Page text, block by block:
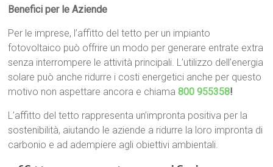
Benefici per le Aziende
Per le imprese, l’affitto del tetto per un impianto
fotovoltaico può offrire un modo per generare entrate extra
senza interrompere le attività principali. L’utilizzo dell’energia
solare può anche ridurre i costi energetici anche per questo
motivo non aspettare ancora e chiama800 955358!
L’affitto del tetto rappresenta un’impronta positiva per la
sostenibilità, aiutando le aziende a ridurre la loro impronta di
carbonio e ad adempiere agli obiettivi ambientali.